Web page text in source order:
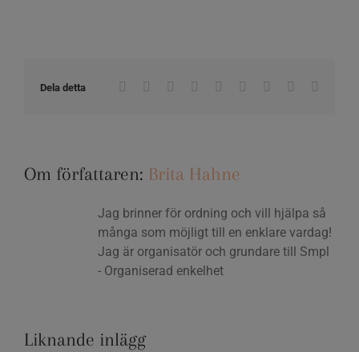
Dela detta Facebook Reddit LinkedInWhatsApp
TumblrPinterest
Om författaren: Brita Hahne
Jag brinner för ordning och vill hjälpa så
många som möjligt till en enklare vardag!
Jag är organisatör och grundare till Smpl
- Organiserad enkelhet
Liknande inlägg